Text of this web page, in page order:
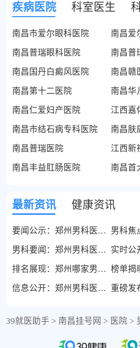
疾病医院 科室医生
南昌市爱尔眼科医院
南昌爱
南昌普瑞眼科医院
南昌普
南昌国丹白癜风医院
南昌赣
南昌第十二医院
南昌华
南昌仁爱妇产医院
江西嘉
南昌市结石病专科医院
南昌肤
南昌普瑞医院
江西新
南昌丰益肛肠医院
南昌首
最新资讯 健康资讯
要闻公示：郑州男科医院哪家好“热门榜单”郑州博大男科好不好
男科要闻：郑州男科医院哪家好“热门榜单”郑州博大男科好不好
排名展现：郑州哪家男科医院好“TOP排名”郑州博大医院男科是正规医院吗
信息公开：郑州男科医院哪家好，郑州博大男科医院好吗
39就医助手 > 南昌挂号网 > 医院 >